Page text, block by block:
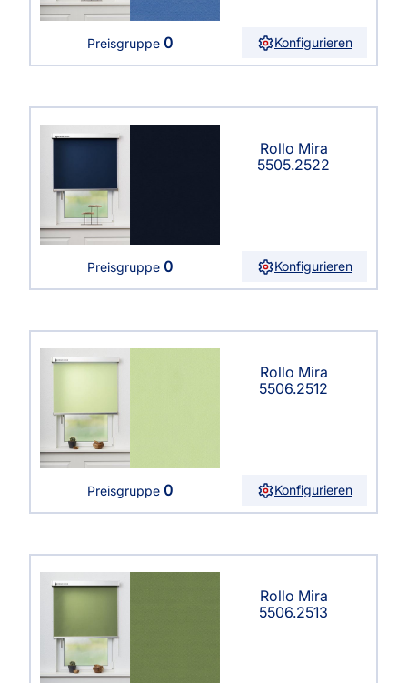
Preisgruppe 0 Konfigurieren
Rollo Mira
5505.2522
Preisgruppe 0 Konfigurieren
Rollo Mira
5506.2512
Preisgruppe 0 Konfigurieren
Rollo Mira
5506.2513